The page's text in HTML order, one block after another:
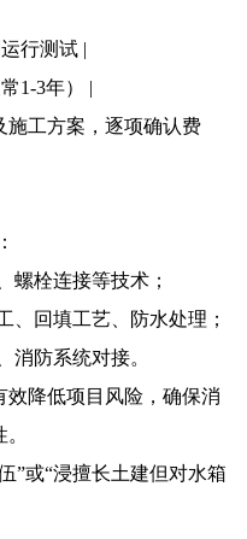
行测试 |
1-3年） |
施工方案，逐项确认费
螺栓连接等技术；
、回填工艺、防水处理；
消防系统对接。
降低项目风险，确保消
”或“浸擅长土建但对水箱